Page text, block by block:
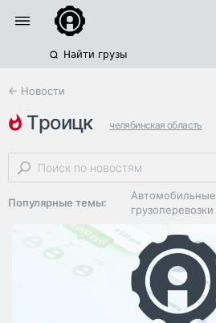
Найти грузы
← Новости
троицк челябинская область
ограничение движения
Популярные темы:
Автомобильные
грузоперевозки
Региональная
логистика
ЭДО, ИТ в
логистике
Дороги,